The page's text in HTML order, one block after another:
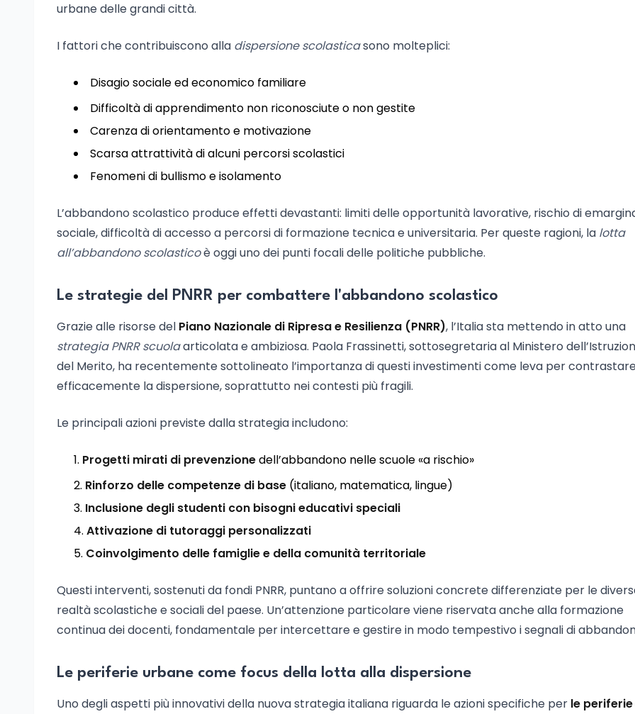
urbane delle grandi città.
I fattori che contribuiscono alla dispersione scolasticasono molteplici:
Disagio sociale ed economico familiare
Difficoltà di apprendimento non riconosciute o non gestite
Carenza di orientamento e motivazione
Scarsa attrattività di alcuni percorsi scolastici
Fenomeni di bullismo e isolamento
L’abbandono scolastico produce effetti devastanti: limiti delle opportunità lavorative, rischio di
sociale, difficoltà di accesso a percorsi di formazione tecnica e universitaria. Per queste ragioni, la lotta
all’abbandono scolasticoè oggi uno dei punti focali delle politiche pubbliche.
Le strategie del PNRR per combattere l'abbandono scolastico
Grazie alle risorse del Piano Nazionale di Ripresa e Resilienza (PNRR), l’Italia sta mettendo in atto una
strategia PNRR scuolaarticolata e ambiziosa. Paola Frassinetti, sottosegretaria al Ministero
del Merito, ha recentemente sottolineato l’importanza di questi investimenti come leva per
efficacemente la dispersione, soprattutto nei contesti più fragili.
Le principali azioni previste dalla strategia includono:
Progetti mirati di prevenzionedell’abbandono nelle scuole «a rischio»
Rinforzo delle competenze di base (italiano, matematica, lingue)
Inclusione degli studenti con bisogni educativi speciali
Attivazione di tutoraggi personalizzati
Coinvolgimento delle famiglie e della comunità territoriale
Questi interventi, sostenuti da fondi PNRR, puntano a offrire soluzioni concrete differenziate per le
realtà scolastiche e sociali del paese. Un’attenzione particolare viene riservata anche alla formazione
continua dei docenti, fondamentale per intercettare e gestire in modo tempestivo i segnali di
Le periferie urbane come focus della lotta alla dispersione
Uno degli aspetti più innovativi della nuova strategia italiana riguarda le azioni specifiche per le